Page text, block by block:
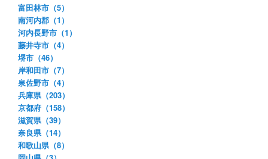
富田林市（5）
南河内郡（1）
河内長野市（1）
藤井寺市（4）
堺市（46）
岸和田市（7）
泉佐野市（4）
兵庫県（203）
京都府（158）
滋賀県（39）
奈良県（14）
和歌山県（8）